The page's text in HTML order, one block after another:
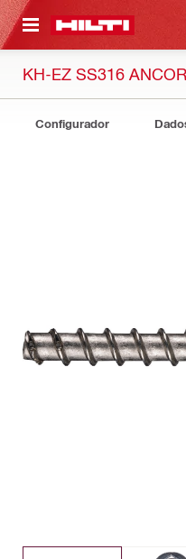
PRINCIPAL
KH-EZ SS316
Configurador